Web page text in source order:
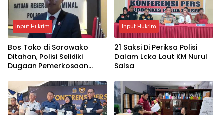
Input Hukrim
Bos Toko di Sorowako
Ditahan, Polisi Selidiki
Dugaan Pemerkosaan
Input Hukrim
21 Saksi Di Periksa Polisi
Dalam Laka Laut KM Nurul
Salsa